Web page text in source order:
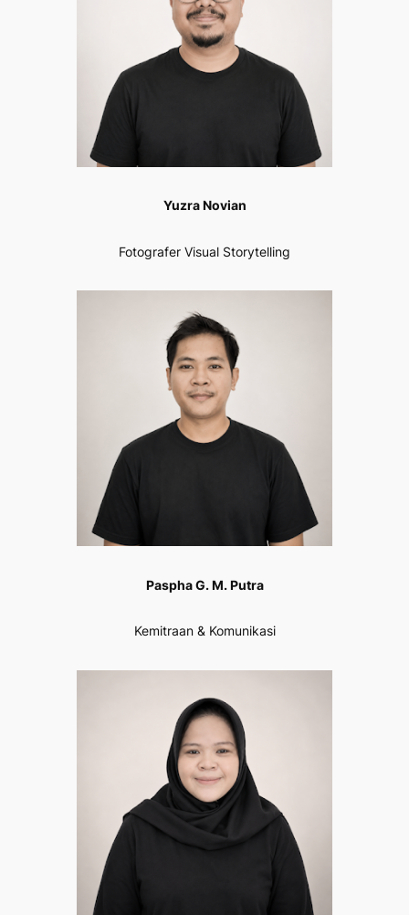
Yuzra Novian
Fotografer Visual Storytelling
Paspha G. M. Putra
Kemitraan & Komunikasi